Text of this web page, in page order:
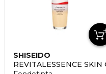
SHISEIDO
REVITALESSENCE SKIN